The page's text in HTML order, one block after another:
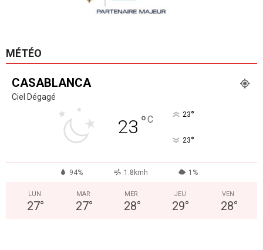
MÉTÉO
CASABLANCA
Ciel Dégagé
23 °C 23°
23°
94% 1.8kmh 1%
LUN
27°
MAR
27°
MER
28°
JEU
29°
VEN
28°